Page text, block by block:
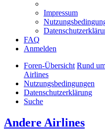
Impressum
FAQ
Anmelden
Foren-Übersicht Rund
Airlines
Nutzungsbedingungen
Datenschutzerklärung
Suche
Andere Airlines